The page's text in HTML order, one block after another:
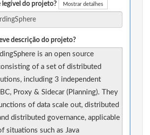
legível do projeto? Mostrar detalhes
descrição do projeto?
is an open source
of a set of distributed
including 3 independent
Proxy & Sidecar (Planning). They
of data scale out, distributed
distributed governance, applicable
situations such as Java